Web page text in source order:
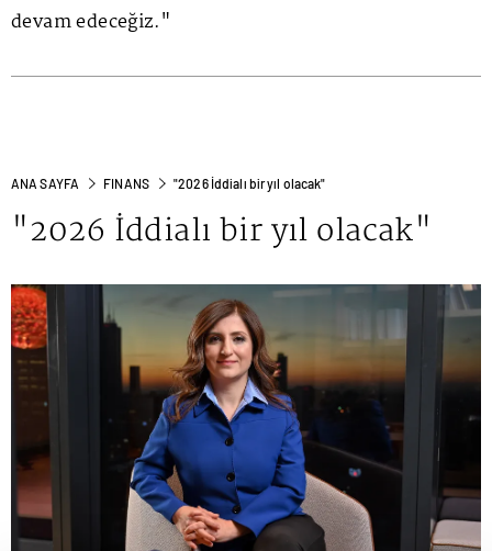
devam edeceğiz."
ANA SAYFA FINANS "2026 İddialı bir yıl olacak"
"2026 İddialı bir yıl olacak"